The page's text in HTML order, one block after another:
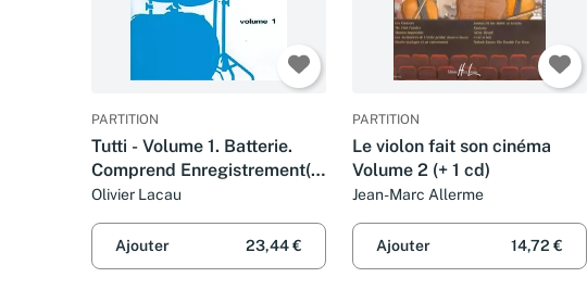
PARTITION
Tutti - Volume 1. Batterie.
Comprend Enregistrement(s)
en ligne
Olivier Lacau
Ajouter 23,44 €
PARTITION
Le violon fait son cinéma
Volume 2 (+ 1 cd)
Jean-Marc Allerme
Ajouter 14,72 €